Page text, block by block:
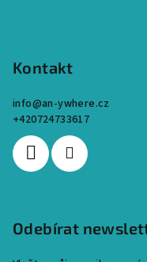
Kontakt
info@an-ywhere.cz
+420724733617
Odebírat